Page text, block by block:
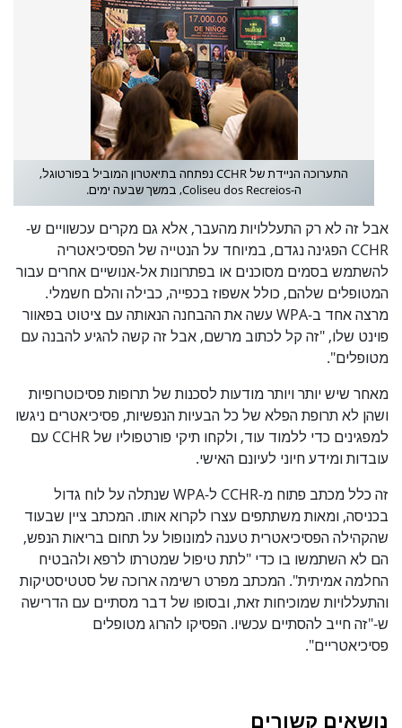
התערוכה הניידת של CCHR נפתחה בתיאטרון המוביל בפורטוגל,
ה-Coliseu dos Recreios, במשך שבעה ימים.
אבל זה לא רק התעללויות מהעבר, אלא גם מקרים עכשוויים ש-
CCHR הפגינה נגדם, במיוחד על הנטייה של הפסיכיאטריה
להשתמש בסמים מסוכנים או בפתרונות אל-אנושיים אחרים עבור
המטופלים שלהם, כולל אשפוז בכפייה, כבילה והלם חשמלי.
מרצה אחד ב-WPA עשה את ההבחנה הנאותה עם ציטוט בפאוור
פוינט שלו, "זה קל לכתוב מרשם, אבל זה קשה להגיע להבנה עם
מטופלים".
מאחר שיש יותר ויותר מודעות לסכנות של תרופות פסיכוטרופיות
ושהן לא תרופת הפלא של כל הבעיות הנפשיות, פסיכיאטרים ניגשו
למפגינים כדי ללמוד עוד, ולקחו תיקי פורטפוליו של CCHR עם
עובדות ומידע חיוני לעיונם האישי.
זה כלל מכתב פתוח מ-CCHR ל-WPA שנתלה על לוח גדול
בכניסה, ומאות משתתפים עצרו לקרוא אותו. המכתב ציין שבעוד
שהקהילה הפסיכיאטרית טענה למונופול על תחום בריאות הנפש,
הם לא השתמשו בו כדי "לתת טיפול שמטרתו לרפא ולהבטיח
החלמה אמיתית". המכתב מפרט רשימה ארוכה של סטטיסטיקות
והתעללויות שמוכיחות זאת, ובסופו של דבר מסתיים עם הדרישה
ש-"זה חייב להסתיים עכשיו. הפסיקו להרוג מטופלים
פסיכיאטריים".
נושאים קשורים